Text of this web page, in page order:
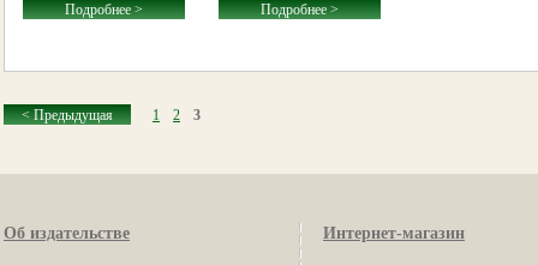
Подробнее >
Подробнее >
< Предыдущая 1 2 3
Об издательстве Интернет-магазин